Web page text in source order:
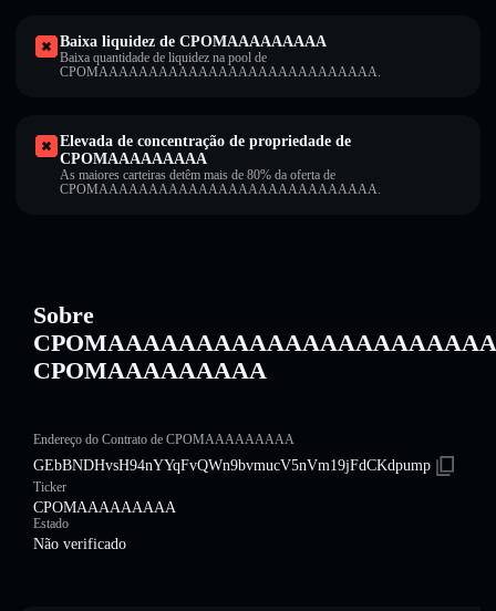
Baixa liquidez de CPOMAAAAAAAAA
Baixa quantidade de liquidez na pool de
CPOMAAAAAAAAAAAAAAAAAAAAAAAAAAAA.
Elevada de concentração de propriedade de
CPOMAAAAAAAAA
As maiores carteiras detêm mais de 80% da oferta de
CPOMAAAAAAAAAAAAAAAAAAAAAAAAAAAA.
Sobre
CPOMAAAAAAAAA
Endereço do Contrato de CPOMAAAAAAAAA
GEbBNDHvsH94nYYqFvQWn9bvmucV5nVm19jFdCKdpump
Ticker
CPOMAAAAAAAAA
Estado
Não verificado